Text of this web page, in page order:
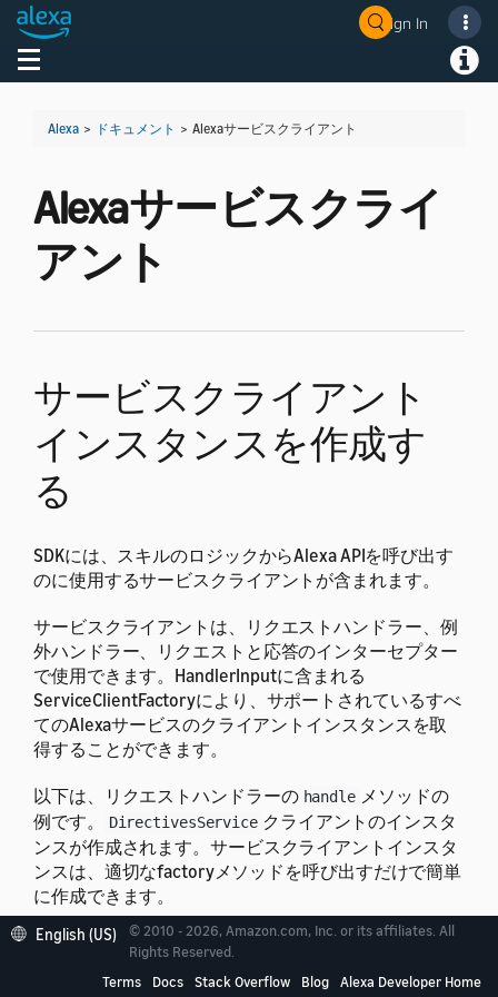
Sign In
Toggle navigation
Alexa > ドキュメント > Alexaサービスクライアント
Alexaサービスクライ
アント
サービスクライアント
インスタンスを作成す
る
SDKには、スキルのロジックからAlexa APIを呼び出す
のに使用するサービスクライアントが含まれます。
サービスクライアントは、リクエストハンドラー、例
外ハンドラー、リクエストと応答のインターセプター
で使用できます。HandlerInputに含まれる
ServiceClientFactoryにより、サポートされているすべ
てのAlexaサービスのクライアントインスタンスを取
得することができます。
以下は、リクエストハンドラーの handle メソッドの
例です。
DirectivesService クライアントのインスタ
ンスが作成されます。サービスクライアントインスタ
ンスは、適切なfactoryメソッドを呼び出すだけで簡単
に作成できます。
Optional< Response> handle HandlerInput
English (US)
© 2010 - 2026, Amazon.com, Inc. or its affiliates. All
Rights Reserved.
Terms
Docs Stack Overflow Blog Alexa Developer Home
Welcome! Ask the DevAssistant